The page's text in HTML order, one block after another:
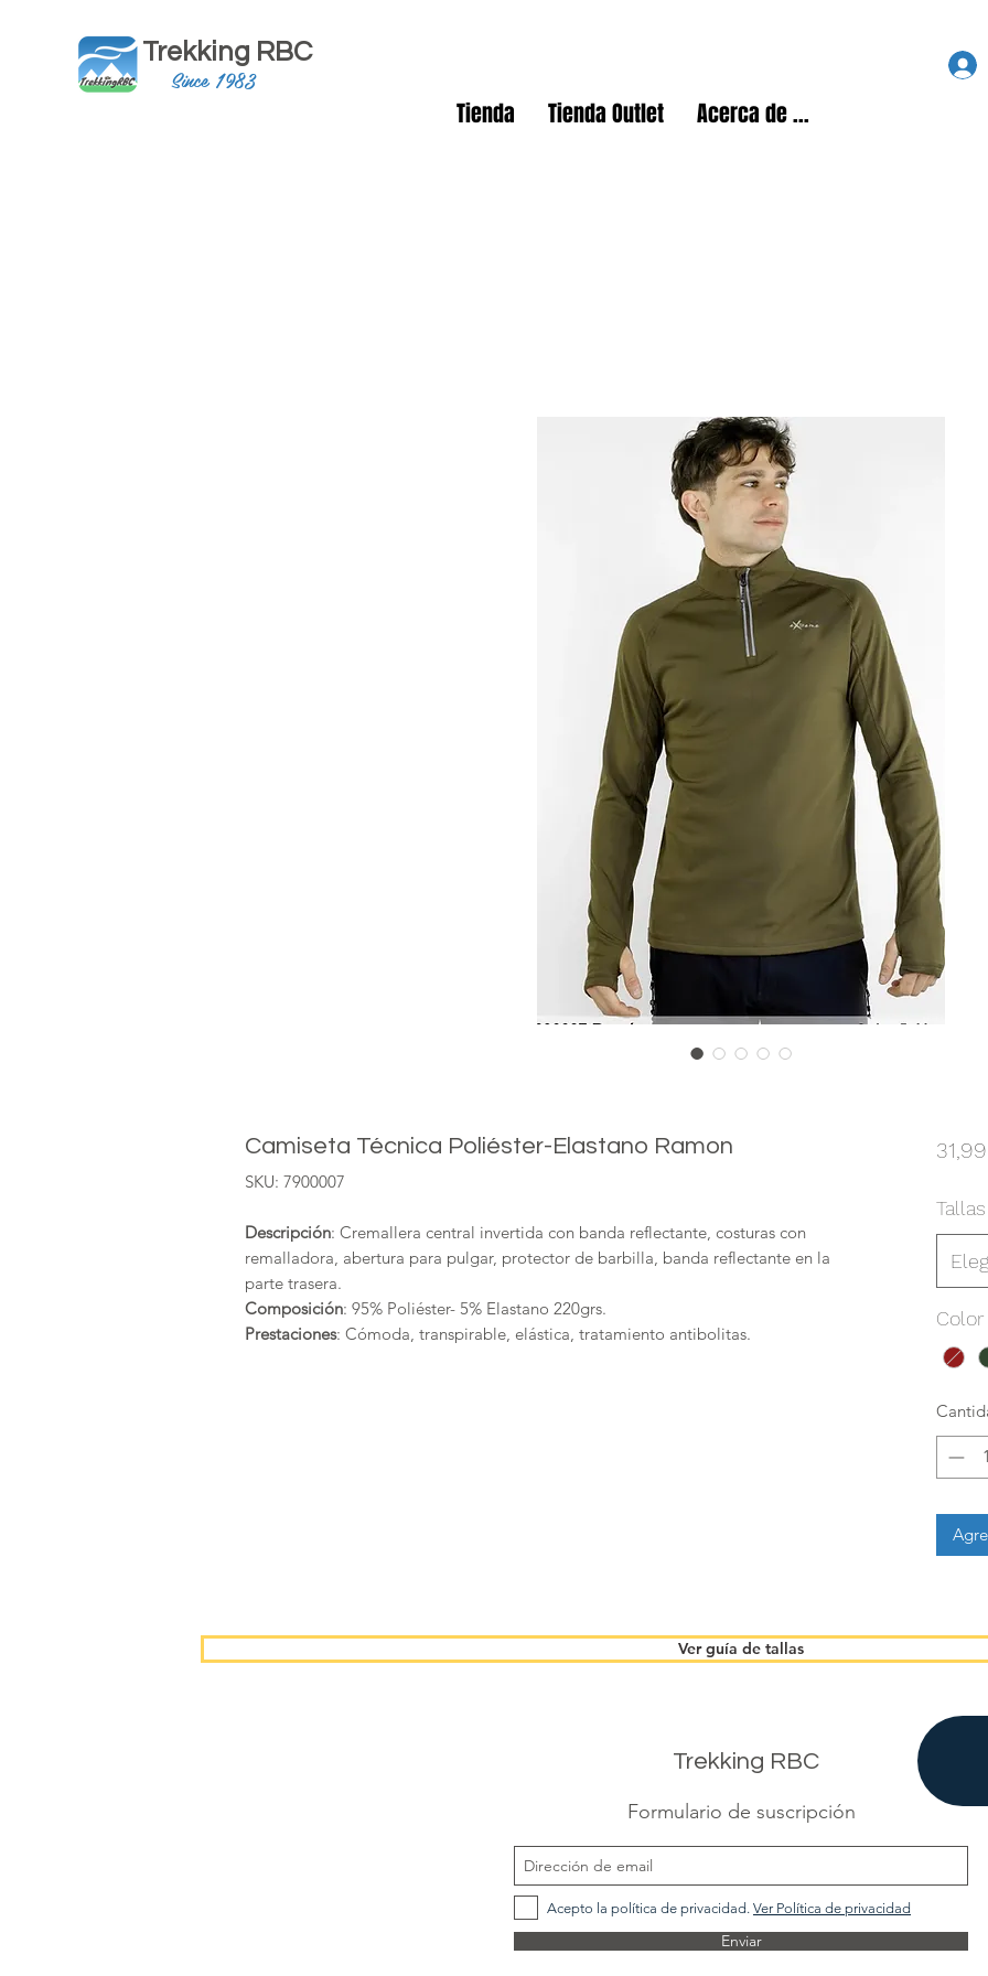
Trekking RBC
Since 1983
Tienda Tienda Outlet Acerca de ...
Camiseta Técnica Poliéster-Elastano Ramon
SKU: 7900007
Descripción: Cremallera central invertida con banda reflectante, costuras con
remalladora, abertura para pulgar, protector de barbilla, banda reflectante en la
parte trasera.
Composición: 95% Poliéster- 5% Elastano 220grs.
Prestaciones: Cómoda, transpirable, elástica, tratamiento antibolitas.
Tallas
Color
Ver guía de tallas
Trekking RBC
Formulario de suscripción
Acepto la política de privacidad. Ver Política de privacidad
Enviar